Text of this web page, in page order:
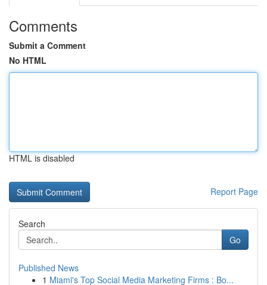
Comments
Submit a Comment
No HTML
HTML is disabled
Report Page
Search
Go
Published News
1 Miami's Top Social Media Marketing Firms : Bo...